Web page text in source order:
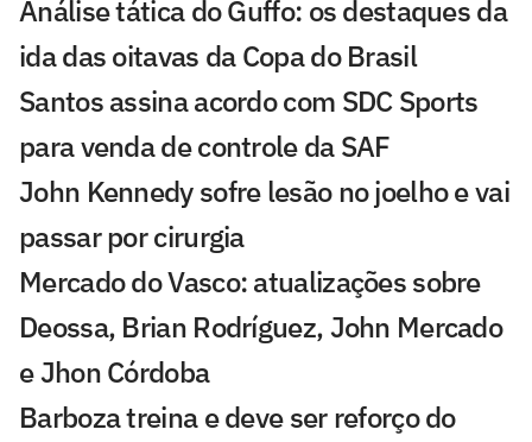
Análise tática do Guffo: os destaques da
ida das oitavas da Copa do Brasil
Santos assina acordo com SDC Sports
para venda de controle da SAF
John Kennedy sofre lesão no joelho e vai
passar por cirurgia
Mercado do Vasco: atualizações sobre
Deossa, Brian Rodríguez, John Mercado
e Jhon Córdoba
Barboza treina e deve ser reforço do